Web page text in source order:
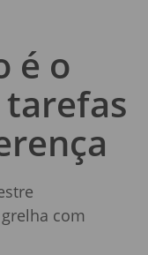
é o
com